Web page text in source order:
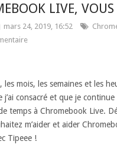
LIVE,
mars 24, 2019, 16:52
les mois, les semaines et les
j’ai consacré et que je
temps à Chromebook Live.
m’aider et aider
Tipeee !